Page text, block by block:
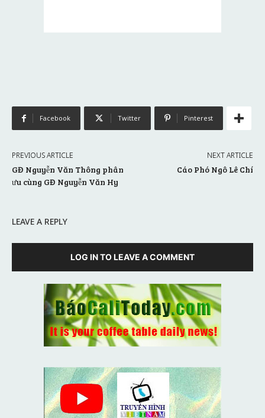
Facebook Twitter Pinterest
PREVIOUS ARTICLE
GĐ Nguyễn Văn Thông phân
ưu cùng GĐ Nguyễn Văn Hy
NEXT ARTICLE
Cáo Phó Ngô Lê Chí
LEAVE A REPLY
LOG IN TO LEAVE A COMMENT